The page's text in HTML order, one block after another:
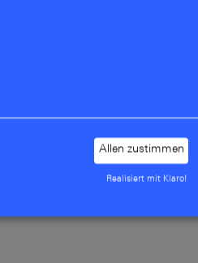
Digitale
Allen zustimmen
Realisiert mit Klaro!